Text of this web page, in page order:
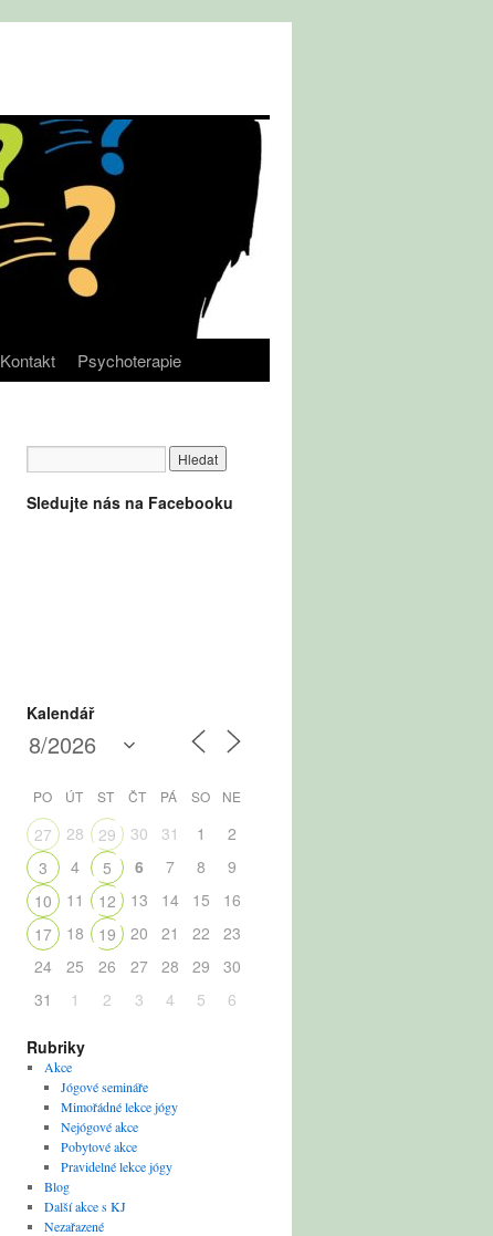
Kontakt Psychoterapie
Sledujte nás na Facebooku
Kalendář
PO ÚT ST ČT PÁ SO NE
27 28 29 30 31 1
2
3
4 5 6 7 8
9
10
11 12 13 14 15
16
17
18 19 20 21 22
23
24
25 26 27 28 29
30
31
1 2 3 4 5 6
Rubriky
Akce
Jógové semináře
Mimořádné lekce jógy
Nejógové akce
Pobytové akce
Pravidelné lekce jógy
Blog
Další akce s KJ
Nezařazené